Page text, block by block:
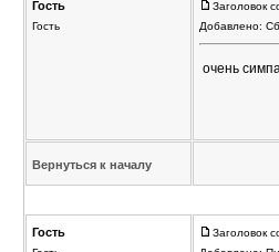
Гость
Гость
Заголовок
Добавлено:
очень
Вернуться к началу
Гость
Заголовок